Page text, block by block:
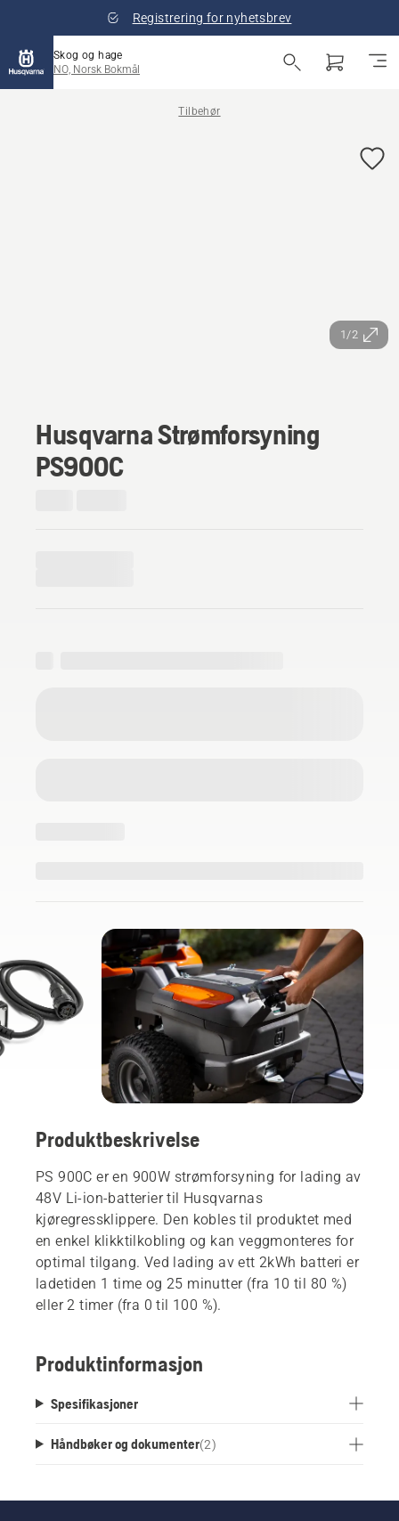
Registrering for nyhetsbrev
Skog og hage
NO, Norsk Bokmål
Tilbehør
1/2
Husqvarna Strømforsyning
PS900C
Produktbeskrivelse
PS 900C er en 900W strømforsyning for lading av
48V Li-ion-batterier til Husqvarnas
kjøregressklippere. Den kobles til produktet med
en enkel klikktilkobling og kan veggmonteres for
optimal tilgang. Ved lading av ett 2kWh batteri er
ladetiden 1 time og 25 minutter (fra 10 til 80 %)
eller 2 timer (fra 0 til 100 %).
Produktinformasjon
Spesifikasjoner
Håndbøker og dokumenter(2)